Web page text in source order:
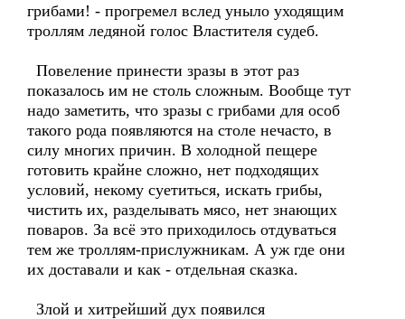
грибами! - прогремел вслед уныло уходящим
троллям ледяной голос Властителя судеб.
Повеление принести зразы в этот раз
показалось им не столь сложным. Вообще тут
надо заметить, что зразы с грибами для особ
такого рода появляются на столе нечасто, в
силу многих причин. В холодной пещере
готовить крайне сложно, нет подходящих
условий, некому суетиться, искать грибы,
чистить их, разделывать мясо, нет знающих
поваров. За всё это приходилось отдуваться
тем же троллям-прислужникам. А уж где они
их доставали и как - отдельная сказка.
Злой и хитрейший дух появился